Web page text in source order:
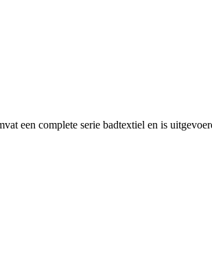
een complete serie badtextiel en is